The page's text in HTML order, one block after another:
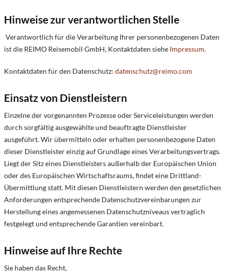
Hinweise zur verantwortlichen Stelle
Verantwortlich für die Verarbeitung Ihrer personenbezogenen Daten
ist die REIMO Reisemobil GmbH, Kontaktdaten siehe Impressum.
Kontaktdaten für den Datenschutz: datenschutz@reimo.com
Einsatz von Dienstleistern
Einzelne der vorgenannten Prozesse oder Serviceleistungen werden
durch sorgfältig ausgewählte und beauftragte Dienstleister
ausgeführt. Wir übermitteln oder erhalten personenbezogene Daten
dieser Dienstleister einzig auf Grundlage eines Verarbeitungsvertrags.
Liegt der Sitz eines Dienstleisters außerhalb der Europäischen Union
oder des Europäischen Wirtschaftsraums, findet eine Drittland-
Übermittlung statt. Mit diesen Dienstleistern werden den gesetzlichen
Anforderungen entsprechende Datenschutzvereinbarungen zur
Herstellung eines angemessenen Datenschutzniveaus vertraglich
festgelegt und entsprechende Garantien vereinbart.
Hinweise auf Ihre Rechte
Sie haben das Recht,